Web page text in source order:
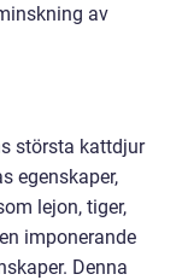
av
största kattdjur
egenskaper,
lejon, tiger,
imponerande
Denna